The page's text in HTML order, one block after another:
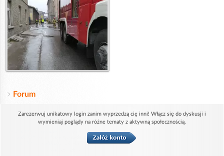
Forum
Zarezerwuj unikatowy login zanim wyprzedzą cię inni! Włącz się do dyskusji i
wymieniaj poglądy na różne tematy z aktywną społecznością.